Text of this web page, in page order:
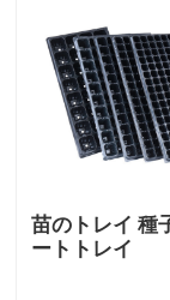
工場 ツアー
品質管理
連絡 ください
苗のトレイ 種
ートトレイ